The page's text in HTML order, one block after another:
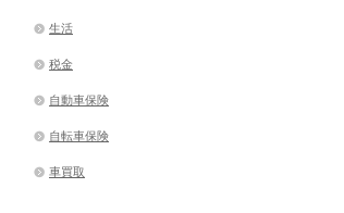
生活
税金
自動車保険
自転車保険
車買取